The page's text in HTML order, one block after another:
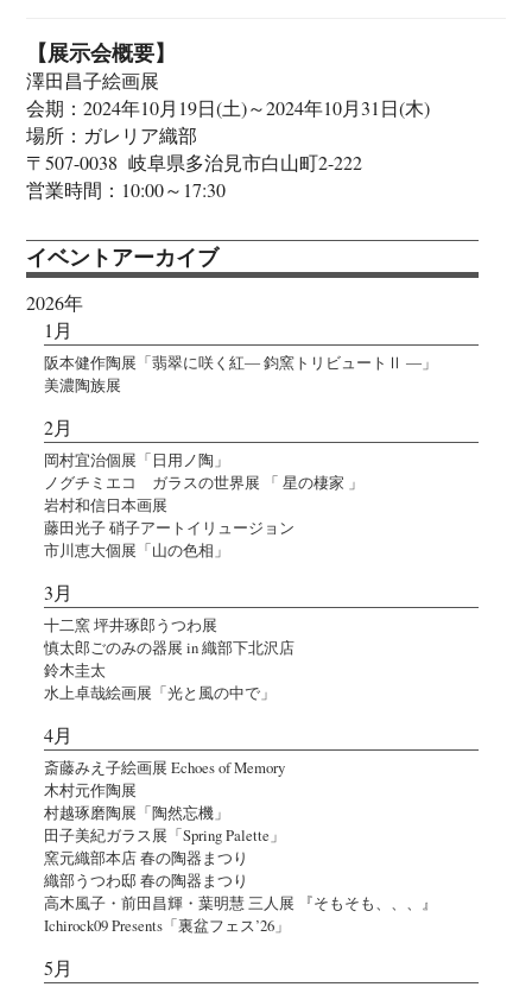
【展示会概要】
澤田昌子絵画展
会期：2024年10月19日(土)～2024年10月31日(木)
場所：ガレリア織部
〒507-0038 岐阜県多治見市白山町2-222
営業時間：10:00～17:30
イベントアーカイブ
2026年
1月
阪本健作陶展「翡翠に咲く紅― 鈞窯トリビュートⅡ ―」
美濃陶族展
2月
岡村宜治個展「日用ノ陶」
ノグチミエコ ガラスの世界展 「 星の棲家 」
岩村和信日本画展
藤田光子 硝子アートイリュージョン
市川恵大個展「山の色相」
3月
十二窯 坪井琢郎うつわ展
慎太郎ごのみの器展 in 織部下北沢店
鈴木圭太
水上卓哉絵画展「光と風の中で」
4月
斎藤みえ子絵画展 Echoes of Memory
木村元作陶展
村越琢磨陶展「陶然忘機」
田子美紀ガラス展「Spring Palette」
窯元織部本店 春の陶器まつり
織部うつわ邸 春の陶器まつり
高木風子・前田昌輝・葉明慧 三人展 『そもそも、、、』
Ichirock09 Presents「裏盆フェス’26」
5月